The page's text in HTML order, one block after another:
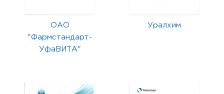
ОАО
"Фармстандарт-
УфаВИТА"
Уралхим